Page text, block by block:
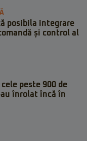
posibila integrare
și control al
peste 900 de
înrolat încă în